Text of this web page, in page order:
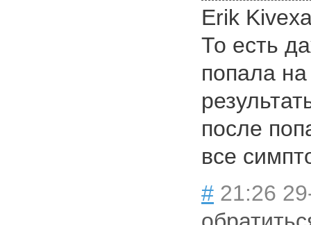
Erik
То есть
попала
после
все
# 21:26